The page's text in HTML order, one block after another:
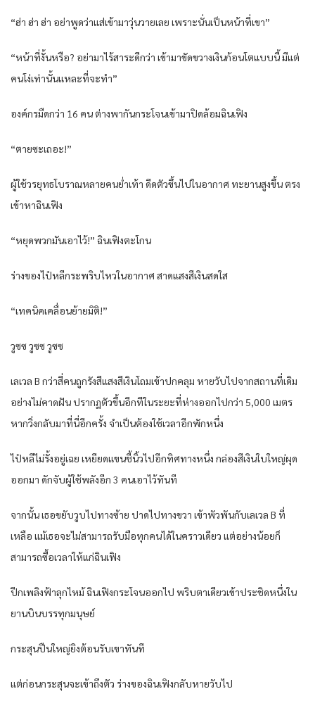
“ฮ่า ฮ่า ฮ่า อย่าพูดว่าแส่เข้ามาวุ่นวายเลย เพราะนั่นเป็นหน้าที่เขา”
“หน้าที่งั้นหรือ? อย่ามาไร้สาระดีกว่า เข้ามาขัดขวางเงินก้อนโตแบบนี้ มีแต่
คนโง่เท่านั้นแหละที่จะทำ”
องค์กรมืดกว่า 16 คน ต่างพากันกระโจนเข้ามาปิดล้อมฉินเฟิง
“ตายซะเถอะ!”
ผู้ใช้วรยุทธโบราณหลายคนย่ำเท้า ดีดตัวขึ้นไปในอากาศ ทะยานสูงขึ้น ตรง
เข้าหาฉินเฟิง
“หยุดพวกมันเอาไว้!” ฉินเฟิงตะโกน
ร่างของไป๋หลีกระพริบไหวในอากาศ สาดแสงสีเงินสดใส
“เทคนิคเคลื่อนย้ายมิติ!”
วูซซ วูซซ วูซซ
เลเวล B กว่าสี่คนถูกรังสีแสงสีเงินโถมเข้าปกคลุม หายวับไปจากสถานที่เดิม
อย่างไม่คาดฝัน ปรากฏตัวขึ้นอีกทีในระยะที่ห่างออกไปกว่า 5,000 เมตร
หากวิ่งกลับมาที่นี่อีกครั้ง จำเป็นต้องใช้เวลาอีกพักหนึ่ง
ไป๋หลีไม่รั้งอยู่เฉย เหยียดแขนชี้นิ้วไปอีกทิศทางหนึ่ง กล่องสีเงินใบใหญ่ผุด
ออกมา ดักจับผู้ใช้พลังอีก 3 คนเอาไว้ทันที
จากนั้น เธอขยับวูบไปทางซ้าย ปาดไปทางขวา เข้าพัวพันกับเลเวล B ที่
เหลือ แม้เธอจะไม่สามารถรับมือทุกคนได้ในคราวเดียว แต่อย่างน้อยก็
สามารถซื้อเวลาให้แก่ฉินเฟิง
ปีกเพลิงฟ้าลุกไหม้ ฉินเฟิงกระโจนออกไป พริบตาเดียวเข้าประชิดหนึ่งใน
ยานบินบรรทุกมนุษย์
กระสุนปืนใหญ่ยิงต้อนรับเขาทันที
แต่ก่อนกระสุนจะเข้าถึงตัว ร่างของฉินเฟิงกลับหายวับไป